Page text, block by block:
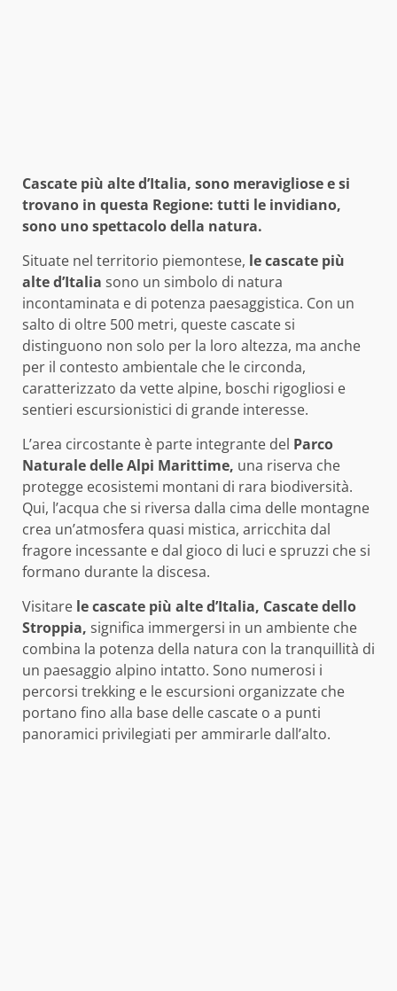
Cascate più alte d’Italia, sono meravigliose e si
trovano in questa Regione: tutti le invidiano,
sono uno spettacolo della natura.
Situate nel territorio piemontese, le cascate più
alte d’Italia sono un simbolo di natura
incontaminata e di potenza paesaggistica. Con un
salto di oltre 500 metri, queste cascate si
distinguono non solo per la loro altezza, ma anche
per il contesto ambientale che le circonda,
caratterizzato da vette alpine, boschi rigogliosi e
sentieri escursionistici di grande interesse.
L’area circostante è parte integrante del Parco
Naturale delle Alpi Marittime, una riserva che
protegge ecosistemi montani di rara biodiversità.
Qui, l’acqua che si riversa dalla cima delle montagne
crea un’atmosfera quasi mistica, arricchita dal
fragore incessante e dal gioco di luci e spruzzi che si
formano durante la discesa.
Visitare le cascate più alte d’Italia, Cascate dello
Stroppia, significa immergersi in un ambiente che
combina la potenza della natura con la tranquillità di
un paesaggio alpino intatto. Sono numerosi i
percorsi trekking e le escursioni organizzate che
portano fino alla base delle cascate o a punti
panoramici privilegiati per ammirarle dall’alto.